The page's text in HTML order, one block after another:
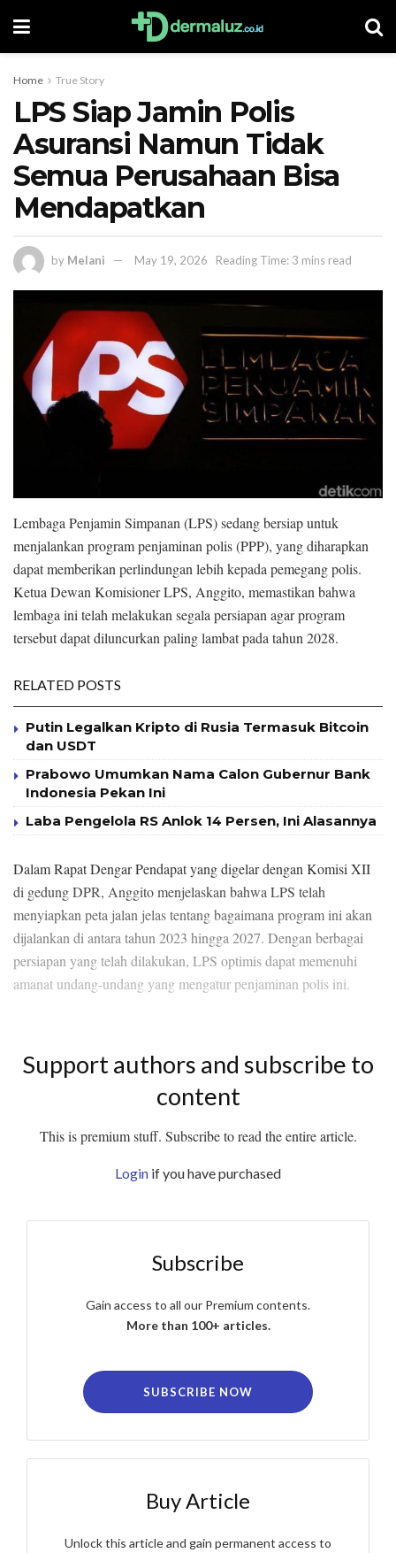
Home True Story
LPS Siap Jamin Polis
Asuransi Namun Tidak
Semua Perusahaan Bisa
Mendapatkan
by Melani May 19, 2026 Reading Time: 3 mins read
Lembaga Penjamin Simpanan (LPS) sedang bersiap untuk
menjalankan program penjaminan polis (PPP), yang diharapkan
dapat memberikan perlindungan lebih kepada pemegang polis.
Ketua Dewan Komisioner LPS, Anggito, memastikan bahwa
lembaga ini telah melakukan segala persiapan agar program
tersebut dapat diluncurkan paling lambat pada tahun 2028.
RELATED POSTS
Putin Legalkan Kripto di Rusia Termasuk Bitcoin
dan USDT
Prabowo Umumkan Nama Calon Gubernur Bank
Indonesia Pekan Ini
Laba Pengelola RS Anlok 14 Persen, Ini Alasannya
Dalam Rapat Dengar Pendapat yang digelar dengan Komisi XII
di gedung DPR, Anggito menjelaskan bahwa LPS telah
menyiapkan peta jalan jelas tentang bagaimana program ini akan
dijalankan di antara tahun 2023 hingga 2027. Dengan berbagai
persiapan yang telah dilakukan, LPS optimis dapat memenuhi
amanat undang-undang yang mengatur penjaminan polis ini.
Support authors and subscribe to
content
This is premium stuff. Subscribe to read the entire article.
Login if you have purchased
Subscribe
Gain access to all our Premium contents.
More than 100+ articles.
SUBSCRIBE NOW
Buy Article
Unlock this article and gain permanent access to